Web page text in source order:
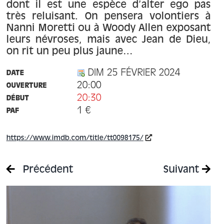
dont il est une espèce d’alter ego pas
très reluisant. On pensera volontiers à
Nanni Moretti ou à Woody Allen exposant
leurs névroses, mais avec Jean de Dieu,
on rit un peu plus jaune…
DATE DIM 25 FÉVRIER 2024
OUVERTURE 20:00
DÉBUT 20:30
PAF 1 €
https://www.imdb.com/title/tt0098175/
Précédent Suivant